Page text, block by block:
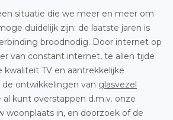
situatie die we meer en meer om
duidelijk zijn: de laatste jaren is
broodnodig. Door internet op
van constant internet, te allen tijde
TV en aantrekkelijke
ontwikkelingen van glasvezel
al kunt overstappen d.m.v. onze
woonplaats in, en doorzoek of de